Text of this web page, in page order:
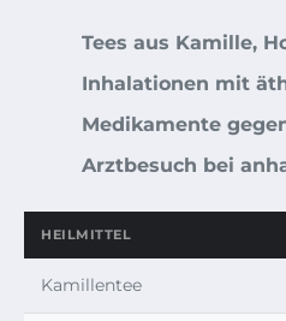
Tees aus Kamille,
Inhalationen mit
Medikamente
Arztbesuch bei
HEILMITTEL
Kamillentee